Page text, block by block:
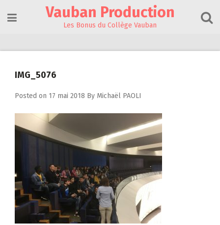
content
Vauban Production
Les Bonus du Collège Vauban
IMG_5076
Posted on 17 mai 2018 By Michaël PAOLI